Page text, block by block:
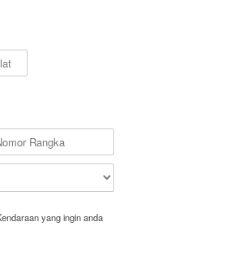
yang ingin anda